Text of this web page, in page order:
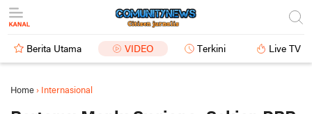
Berita Utama VIDEO Terkini Live TV
Home › Internasional